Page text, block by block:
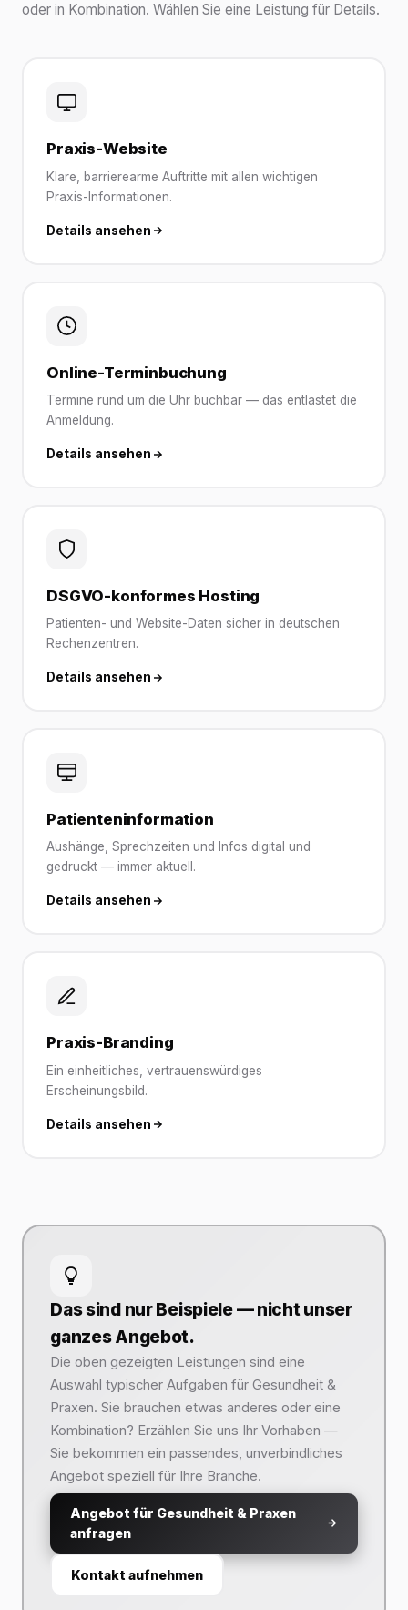
oder in Kombination. Wählen Sie eine Leistung für Details.
Praxis-Website
Klare, barrierearme Auftritte mit allen wichtigen
Praxis-Informationen.
Details ansehen
Online-Terminbuchung
Termine rund um die Uhr buchbar — das entlastet die
Anmeldung.
Details ansehen
DSGVO-konformes Hosting
Patienten- und Website-Daten sicher in deutschen
Rechenzentren.
Details ansehen
Patienteninformation
Aushänge, Sprechzeiten und Infos digital und
gedruckt — immer aktuell.
Details ansehen
Praxis-Branding
Ein einheitliches, vertrauenswürdiges
Erscheinungsbild.
Details ansehen
Das sind nur Beispiele — nicht unser
ganzes Angebot.
Die oben gezeigten Leistungen sind eine
Auswahl typischer Aufgaben für Gesundheit &
Praxen. Sie brauchen etwas anderes oder eine
Kombination? Erzählen Sie uns Ihr Vorhaben —
Sie bekommen ein passendes, unverbindliches
Angebot speziell für Ihre Branche.
Angebot für Gesundheit & Praxen
anfragen
Kontakt aufnehmen